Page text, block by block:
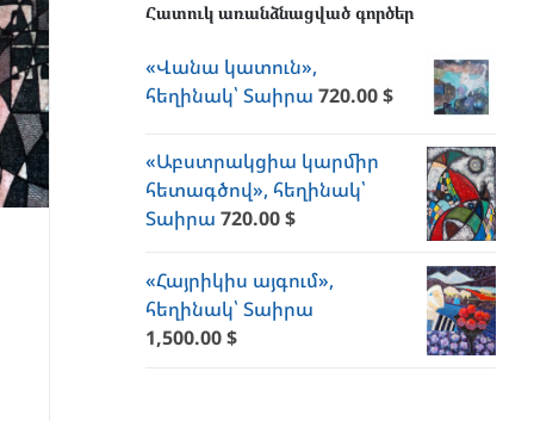
Հատուկ առանձնացված գործեր
«Վանա կատուն»,
հեղինակ՝ Տաիրա 720.00$
«Աբստրակցիա կարմիր
հետագծով», հեղինակ՝
Տաիրա 720.00$
«Հայրիկիս այգում»,
հեղինակ՝ Տաիրա
1,500.00$